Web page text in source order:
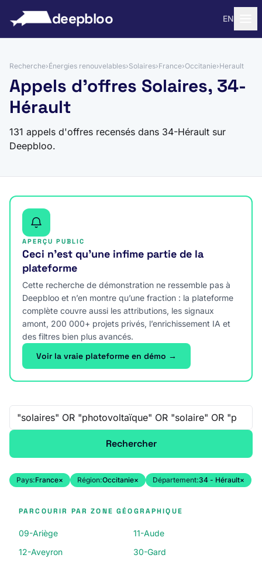
deepbloo EN
Recherche›Énergies renouvelables›Solaires›France›Occitanie›Herault
Appels d'offres Solaires, 34-
Hérault
131 appels d'offres recensés dans 34-Hérault sur
Deepbloo.
APERÇU PUBLIC
Ceci n’est qu’une infime partie de la
plateforme
Cette recherche de démonstration ne ressemble pas à
Deepbloo et n’en montre qu’une fraction : la plateforme
complète couvre aussi les attributions, les signaux
amont, 200 000+ projets privés, l’enrichissement IA et
des filtres bien plus avancés.
Voir la vraie plateforme en démo →
Recherche libre
Rechercher
Pays:France× Région:Occitanie× Département:34 - Hérault×
PARCOURIR PAR ZONE GÉOGRAPHIQUE
09-Ariège
11-Aude
12-Aveyron
30-Gard